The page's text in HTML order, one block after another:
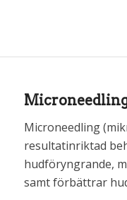
Microneedling
resultatinriktad
hudföryngrande,
samt förbättrar